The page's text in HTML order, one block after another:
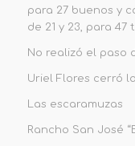
para 27 buenos y
de 21 y 23, para 47
No realizó el paso
Uriel Flores cerró
Las escaramuzas
Rancho San José